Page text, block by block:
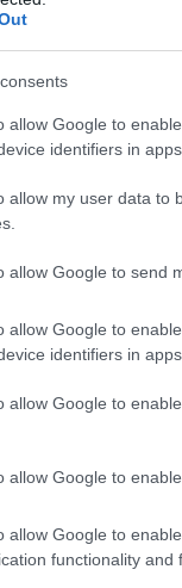
allow Google to
identifiers in apps.
allow my user data to
allow Google to send
allow Google to
identifiers in apps.
allow Google to
allow Google to
allow Google to
functionality and
prémium,
amely a
70 millió
szavazóinak is
és a Önbe vetett
a DK, a Jobbik,
levelében Jánosi
az ellenzéki